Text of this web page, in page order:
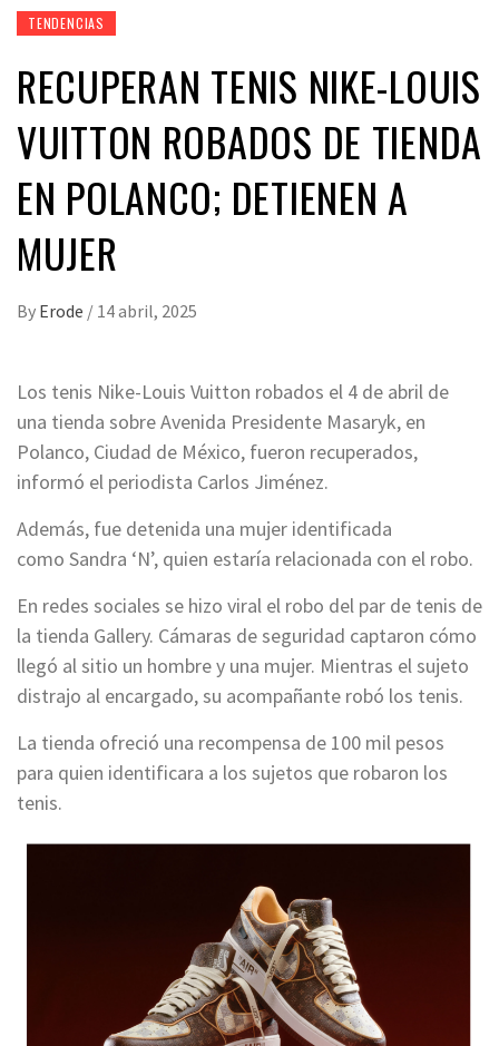
TENDENCIAS
RECUPERAN TENIS NIKE-LOUIS
VUITTON ROBADOS DE TIENDA
EN POLANCO; DETIENEN A
MUJER
By Erode / 14 abril, 2025
Los tenis Nike-Louis Vuitton robados el 4 de abril de
una tienda sobre Avenida Presidente Masaryk, en
Polanco, Ciudad de México, fueron recuperados,
informó el periodista Carlos Jiménez.
Además, fue detenida una mujer identificada
como Sandra ‘N’, quien estaría relacionada con el robo.
En redes sociales se hizo viral el robo del par de tenis de
la tienda Gallery. Cámaras de seguridad captaron cómo
llegó al sitio un hombre y una mujer. Mientras el sujeto
distrajo al encargado, su acompañante robó los tenis.
La tienda ofreció una recompensa de 100 mil pesos
para quien identificara a los sujetos que robaron los
tenis.